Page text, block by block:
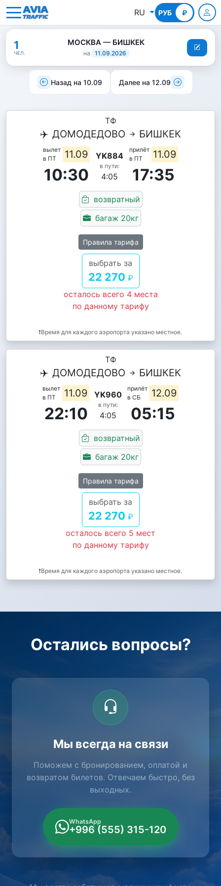
RU РУБ ₽
КГС
1
ЧЕЛ.
МОСКВА — БИШКЕК
на 11.09.2026
Назад на 10.09 Далее на 12.09
ТФ
✈️ ДОМОДЕДОВО БИШКЕК
вылет
в ПТ
11.09
10:30
YK884
в пути:
4:05
прилёт
в ПТ
11.09
17:35
возвратный
багаж 20кг
Правила тарифа
выбрать за
22 270 ₽
осталось всего 4 места
по данному тарифу
❗Время для каждого аэропорта указано местное.
ТФ
✈️ ДОМОДЕДОВО БИШКЕК
вылет
в ПТ
11.09
22:10
YK960
в пути:
4:05
прилёт
в СБ
12.09
05:15
возвратный
багаж 20кг
Правила тарифа
выбрать за
22 270 ₽
осталось всего 5 мест
по данному тарифу
❗Время для каждого аэропорта указано местное.
Остались вопросы?
Мы всегда на связи
Поможем с бронированием, оплатой и
возвратом билетов. Отвечаем быстро, без
выходных.
WhatsApp
+996 (555) 315-120